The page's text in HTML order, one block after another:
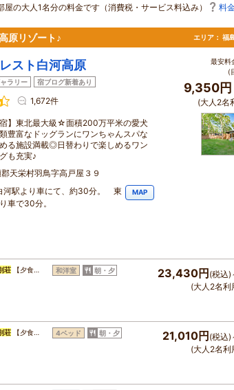
屋の大人1名分の料金です（消費税・サービス料込み） 料
原リゾート♪ エリア： 福
スト白河高原
ラリー 宿ブログ新着あり
1,672件
】東北最大級☆面積200万平米の愛犬
豊富なドッグランにワンちゃんスパな
る施設満載◎日替わりで楽しめるワン
も充実♪
天栄村羽鳥字高戸屋３９
河駅より車にて、約30分。 東
車で30分。
MAP
最安料
(
9,350円
(大人2名
荘【夕食… 和洋室 朝・夕 23,430円 (税込)
(大人2名利
荘【夕食… 4ベッド 朝・夕 21,010円 (税込)
(大人2名利